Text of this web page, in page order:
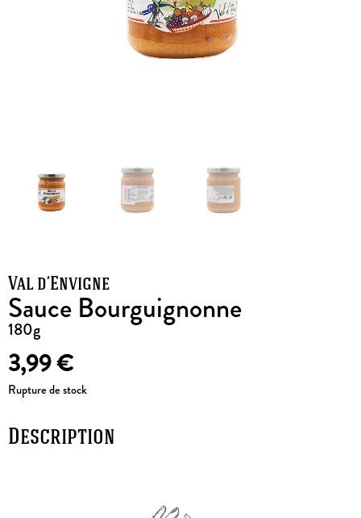
Val d’Envigne
Sauce Bourguignonne
180g
3,99€
Rupture de stock
Description